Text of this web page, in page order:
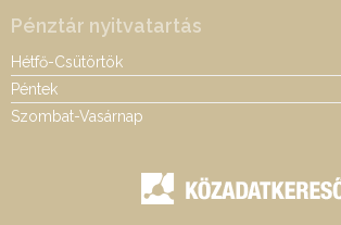
Pénztár nyitvatartás
Hétfő-Csütörtök
Péntek
Szombat-Vasárnap